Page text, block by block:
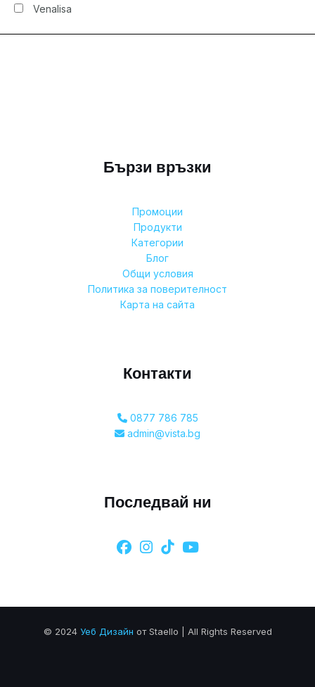
Venalisa
Бързи връзки
Промоции
Продукти
Категории
Блог
Общи условия
Политика за поверителност
Карта на сайта
Контакти
0877 786 785
admin@vista.bg
Последвай ни
© 2024 Уеб Дизайн от Staello | All Rights Reserved